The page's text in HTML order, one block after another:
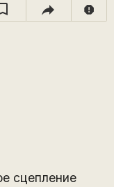
report
сцепление